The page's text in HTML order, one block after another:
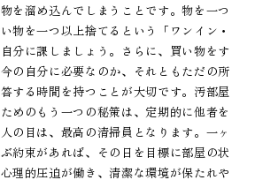
を溜め込んでしまうことです。物を一つ
物を一つ以上捨てるという「ワンイン・
分に課しましょう。さらに、買い物をす
の自分に必要なのか、それともただの所
する時間を持つことが大切です。汚部屋
めのもう一つの秘策は、定期的に他者を
の目は、最高の清掃員となります。一ヶ
約束があれば、その日を目標に部屋の状
理的圧迫が働き、清潔な環境が保たれや